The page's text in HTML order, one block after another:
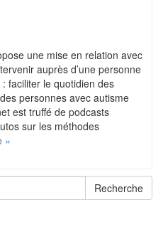
une mise en relation avec
auprès d’une personne
faciliter le quotidien des
personnes avec autisme
est truffé de podcasts
sur les méthodes
»
Recherche